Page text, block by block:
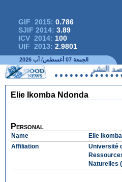
GIF 2015: 0.786
SJIF 2014: 3.89
ICV 2014: 100
UIF 2013: 2.9801
الجمعة 07 أغسطس/ آب 2026
النشر
Elie Ikomba Ndonda
Personal
Name
Elie
Affiliation
Université
Naturelles